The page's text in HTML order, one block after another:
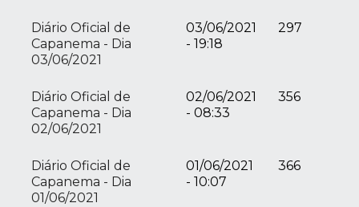
Diário Oficial de
Capanema - Dia
03/06/2021
03/06/2021
- 19:18
297
Diário Oficial de
Capanema - Dia
02/06/2021
02/06/2021
- 08:33
356
Diário Oficial de
Capanema - Dia
01/06/2021
01/06/2021
- 10:07
366